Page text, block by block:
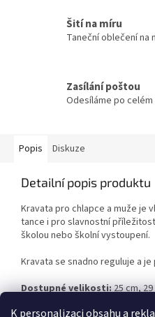
K personalizaci obsahu a
Šití na míru
Taneční oblečení na
Zasílání poštou
Odesíláme po
Popis Diskuze
Detailní popis produktu
Kravata pro chlapce a muže je
tance i pro slavnostní
školou nebo školní vystoupení.
Kravata se snadno reguluje a
Dostupné velikosti:25 cm, 29